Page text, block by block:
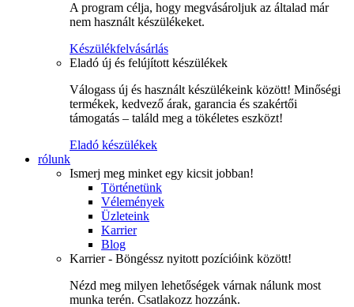
A program célja, hogy megvásároljuk az általad már
nem használt készülékeket.
Készülékfelvásárlás
Eladó új és felújított készülékek
Válogass új és használt készülékeink között! Minőségi
termékek, kedvező árak, garancia és szakértői
támogatás – találd meg a tökéletes eszközt!
Eladó készülékek
rólunk
Ismerj meg minket egy kicsit jobban!
Történetünk
Vélemények
Üzleteink
Karrier
Blog
Karrier - Böngéssz nyitott pozícióink között!
Nézd meg milyen lehetőségek várnak nálunk most
munka terén. Csatlakozz hozzánk.